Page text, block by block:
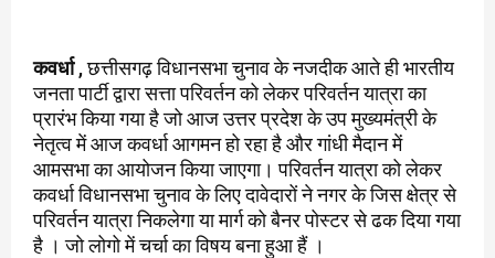
कवर्धा, छत्तीसगढ़ विधानसभा चुनाव के नजदीक आते ही भारतीय
जनता पार्टी द्वारा सत्ता परिवर्तन को लेकर परिवर्तन यात्रा का
प्रारंभ किया गया है जो आज उत्तर प्रदेश के उप मुख्यमंत्री के
नेतृत्व में आज कवर्धा आगमन हो रहा है और गांधी मैदान में
आमसभा का आयोजन किया जाएगा। परिवर्तन यात्रा को लेकर
कवर्धा विधानसभा चुनाव के लिए दावेदारों ने नगर के जिस क्षेत्र से
परिवर्तन यात्रा निकलेगा या मार्ग को बैनर पोस्टर से ढक दिया गया
है । जो लोगो में चर्चा का विषय बना हुआ हैं ।